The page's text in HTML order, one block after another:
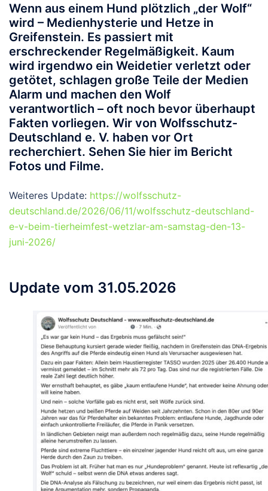
Wenn aus einem Hund plötzlich „der Wolf“
wird – Medienhysterie und Hetze in
Greifenstein. Es passiert mit
erschreckender Regelmäßigkeit. Kaum
wird irgendwo ein Weidetier verletzt oder
getötet, schlagen große Teile der Medien
Alarm und machen den Wolf
verantwortlich – oft noch bevor überhaupt
Fakten vorliegen. Wir von Wolfsschutz-
Deutschland e. V. haben vor Ort
recherchiert. Sehen Sie hier im Bericht
Fotos und Filme.
Weiteres Update: https://wolfsschutz-
deutschland.de/2026/06/11/wolfsschutz-deutschland-
e-v-beim-tierheimfest-wetzlar-am-samstag-den-13-
juni-2026/
Update vom 31.05.2026